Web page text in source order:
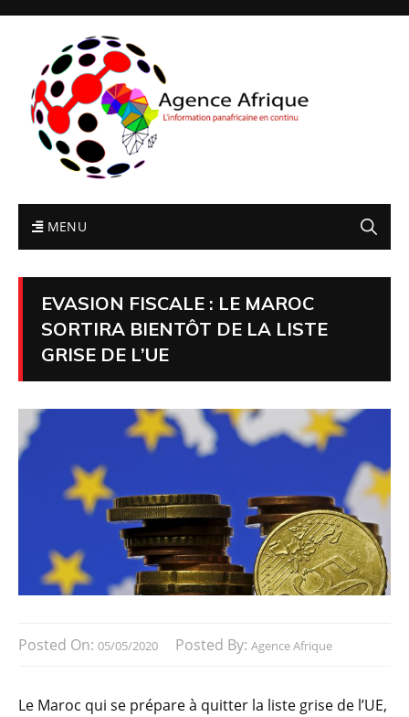
MENU
EVASION FISCALE : LE MAROC
SORTIRA BIENTÔT DE LA LISTE
GRISE DE L’UE
Posted On: 05/05/2020 Posted By: Agence Afrique
Le Maroc qui se prépare à quitter la liste grise de l’UE,